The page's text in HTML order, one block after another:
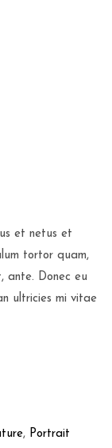
et netus et
tortor quam,
ante. Donec eu
ultricies mi vitae
, Portrait